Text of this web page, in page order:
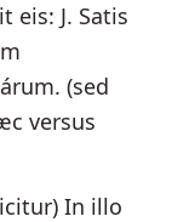
eis: J. Satis
(sed
versus
In illo